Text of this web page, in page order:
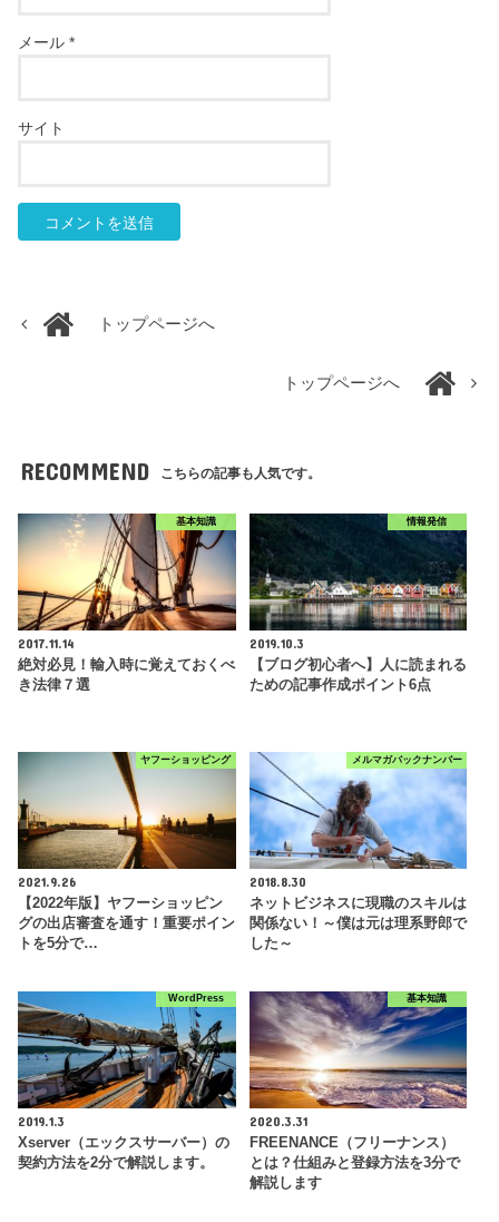
メール*
サイト
トップページへ
トップページへ
RECOMMEND こちらの記事も人気です。
基本知識
2017.11.14
絶対必見！輸入時に覚えておくべ
き法律７選
情報発信
2019.10.3
【ブログ初心者へ】人に読まれる
ための記事作成ポイント6点
ヤフーショッピング
2021.9.26
【2022年版】ヤフーショッピン
グの出店審査を通す！重要ポイン
トを5分で…
メルマガバックナンバー
2018.8.30
ネットビジネスに現職のスキルは
関係ない！～僕は元は理系野郎で
した～
WordPress
2019.1.3
Xserver（エックスサーバー）の
契約方法を2分で解説します。
基本知識
2020.3.31
FREENANCE（フリーナンス）
とは？仕組みと登録方法を3分で
解説します